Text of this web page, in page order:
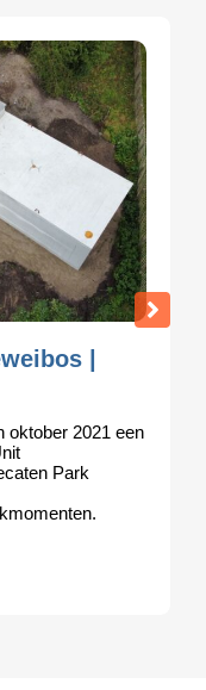
|
oktober 2021 een
Park